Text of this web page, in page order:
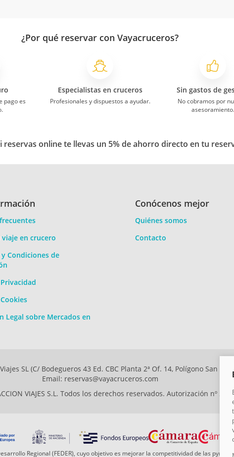
¿Por qué reservar con Vayacruceros?
pago es
Especialistas en cruceros
Profesionales y dispuestos a ayudar.
Sin gastos de
No cobramos por
asesoramiento.
reservas online te llevas un 5% de ahorro directo en tu
en crucero
Condiciones de
Legal sobre Mercados en
Conócenos mejor
Quiénes somos
Contacto
SL (C/ Bodegueros 43 Ed. CBC Planta 2ª Of. 14, Polígono San
Email: reservas@vayacruceros.com
VIAJES S.L. Todos los derechos reservados. Autorización nº
Regional (FEDER), cuyo objetivo es mejorar la competitividad de las